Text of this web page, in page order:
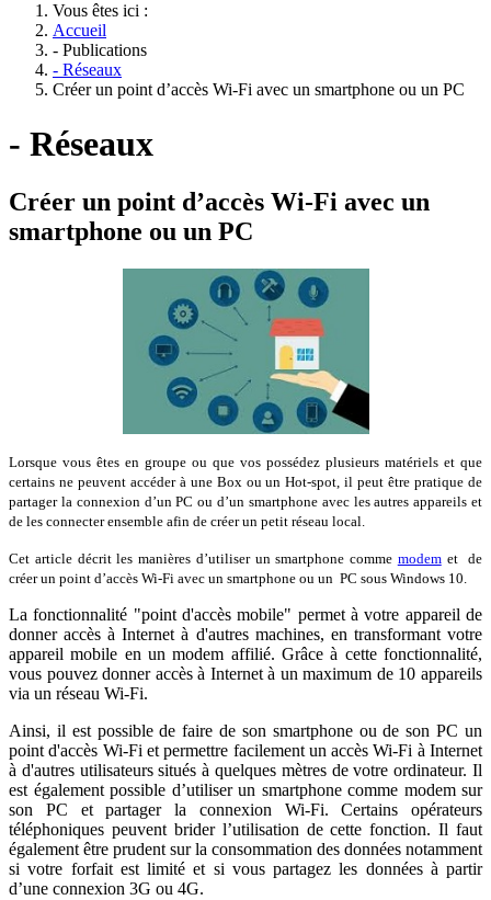
Vous êtes ici :
Accueil
- Publications
- Réseaux
Créer un point d’accès Wi-Fi avec un smartphone ou un PC
- Réseaux
Créer un point d’accès Wi-Fi avec un
smartphone ou un PC
Lorsque vous êtes en groupe ou que vos possédez plusieurs matériels et que
certains ne peuvent accéder à une Box ou un Hot-spot,il peut être pratique de
partager la connexion d’un PC ou d’un smartphone avec les autres appareils et
de les connecter ensemble afin de créer un petit réseau local.
Cet article décrit les manières d’utiliser un smartphone comme modemet de
créer un point d’accès Wi-Fi avec un smartphone ou un PC sous Windows 10.
La fonctionnalité "point d'accès mobile" permet à votre appareil de
donner accès à Internet à d'autres machines, en transformant votre
appareil mobile en un modem affilié. Grâce à cette fonctionnalité,
vous pouvez donner accès à Internet à un maximum de 10 appareils
via un réseau Wi-Fi.
Ainsi, il est possible de faire de son smartphone ou de son PC un
point d'accès Wi-Fi et permettre facilement un accès Wi-Fi à Internet
à d'autres utilisateurs situés à quelques mètres de votre ordinateur. Il
est également possible d’utiliser un smartphone comme modem sur
son PC et partager la connexion Wi-Fi. Certains opérateurs
téléphoniques peuvent brider l’utilisation de cette fonction. Il faut
également être prudent sur la consommation des données notamment
si votre forfait est limité et si vous partagez les données à partir
d’une connexion 3G ou 4G.